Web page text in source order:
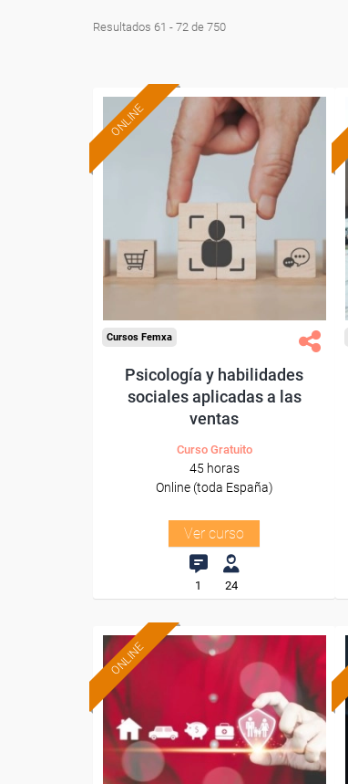
Resultados 61 - 72 de 750
ONLINE
Formación 100%
subvencionada.
Para desempleados,
trabajadores y autónomos.
Sector
-Grandes Almacenes.
Cursos Femxa
Psicología y habilidades
sociales aplicadas a las
ventas
Curso Gratuito
45 horas
Online (toda España)
Ver curso
1 24
ONLINE
Formación 100%
subvencionada.
Para desempleados,
trabajadores y autónomos.